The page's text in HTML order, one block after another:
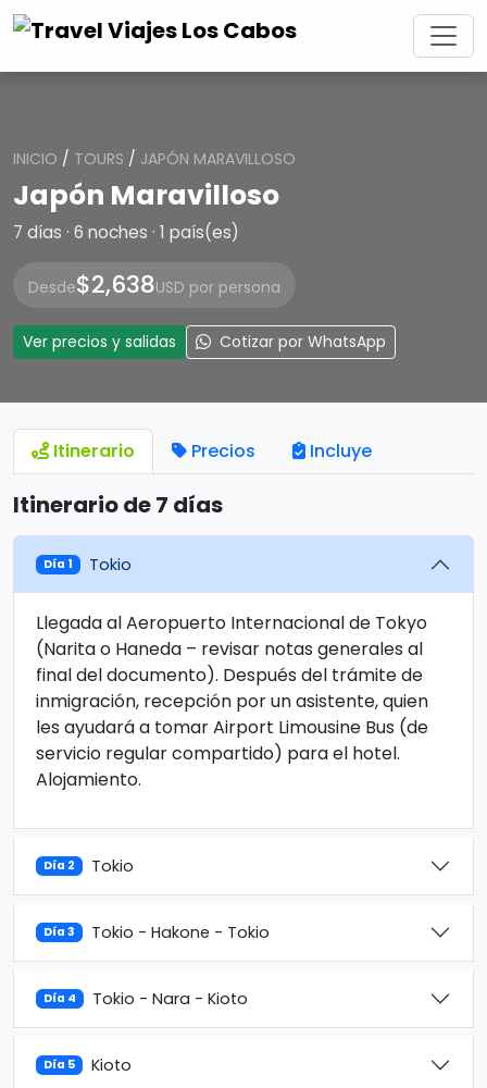
INICIO / TOURS / JAPÓN MARAVILLOSO
Japón Maravilloso
7 días · 6 noches · 1 país(es)
Desde$2,638USD por persona
Ver precios y salidas Cotizar por WhatsApp
Itinerario Precios Incluye
Itinerario de 7 días
Día 1 Tokio
Llegada al Aeropuerto Internacional de Tokyo
(Narita o Haneda – revisar notas generales al
final del documento). Después del trámite de
inmigración, recepción por un asistente, quien
les ayudará a tomar Airport Limousine Bus (de
servicio regular compartido) para el hotel.
Alojamiento.
Día 2 Tokio
Día 3 Tokio - Hakone - Tokio
Día 4 Tokio - Nara - Kioto
Día 5 Kioto